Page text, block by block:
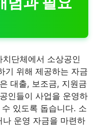
단체에서 소상공인
기 위해 제공하는 자금
대출, 보조금, 지원금
인들이 사업을 운영하
있도록 돕습니다. 소
운영 자금을 마련하